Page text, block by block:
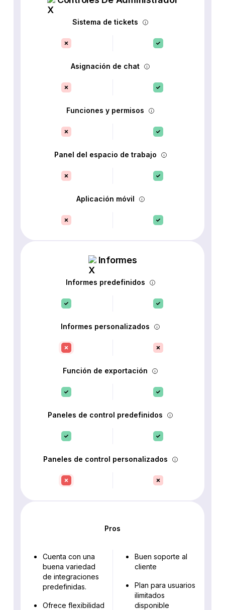
Sistema de tickets
Asignación de chat
Funciones y permisos
Panel del espacio de trabajo
Aplicación móvil
Informes
Informes predefinidos
Informes personalizados
Función de exportación
Paneles de control predefinidos
Paneles de control personalizados
Pros
Cuenta con una
buena variedad
de integraciones
predefinidas.
Ofrece flexibilidad
Buen soporte al
cliente
Plan para usuarios
ilimitados
disponible